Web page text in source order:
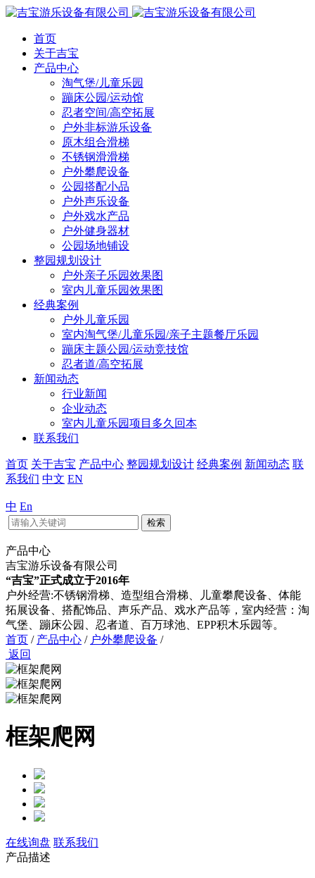
首页
关于吉宝
产品中心
淘气堡/儿童乐园
蹦床公园/运动馆
忍者空间/高空拓展
户外非标游乐设备
原木组合滑梯
不锈钢滑滑梯
户外攀爬设备
公园搭配小品
户外声乐设备
户外戏水产品
户外健身器材
公园场地铺设
整园规划设计
户外亲子乐园效果图
室内儿童乐园效果图
经典案例
户外儿童乐园
室内淘气堡/儿童乐园/亲子主题餐厅乐园
蹦床主题公园/运动竞技馆
忍者道/高空拓展
新闻动态
行业新闻
企业动态
室内儿童乐园项目多久回本
联系我们
首页 关于吉宝 产品中心 整园规划设计 经典案例 新闻动态 联
系我们 中文 EN
中 En
检索
产品中心
吉宝游乐设备有限公司
“吉宝”正式成立于2016年
户外经营:不锈钢滑梯、造型组合滑梯、儿童攀爬设备、体能
拓展设备、搭配饰品、声乐产品、戏水产品等，室内经营：淘
气堡、蹦床公园、忍者道、百万球池、EPP积木乐园等。
首页 / 产品中心 / 户外攀爬设备 /
返回
框架爬网
在线询盘 联系我们
产品描述